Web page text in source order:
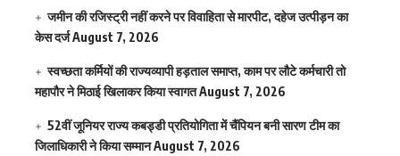
जमीन की रजिस्ट्री नहीं करने पर विवाहिता से मारपीट, दहेज उत्पीड़न का
केस दर्जAugust 7, 2026
स्वच्छता कर्मियों की राज्यव्यापी हड़ताल समाप्त, काम पर लौटे कर्मचारी तो
महापौर ने मिठाई खिलाकर किया स्वागतAugust 7, 2026
52वीं जूनियर राज्य कबड्डी प्रतियोगिता में चैंपियन बनी सारण टीम का
जिलाधिकारी ने किया सम्मानAugust 7, 2026